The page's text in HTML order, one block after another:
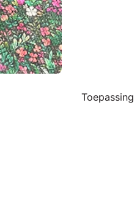
Toepassing